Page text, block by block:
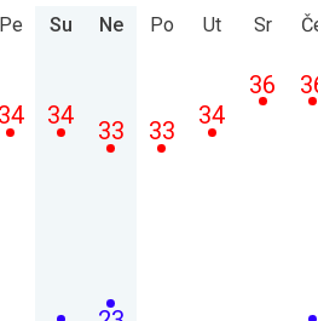
Pe
34
Su
34
Ne
33
Po
33
Ut
34
Sr
36